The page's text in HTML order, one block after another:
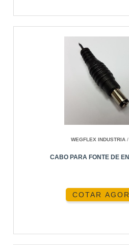
WEGFLEX INDUSTRIA
CABO PARA FONTE DE
COTAR